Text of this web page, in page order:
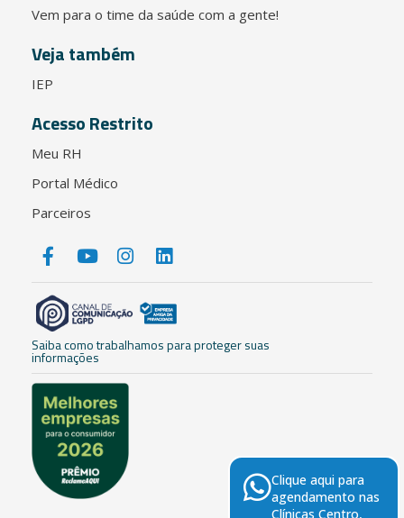
Vem para o time da saúde com a gente!
Veja também
IEP
Acesso Restrito
Meu RH
Portal Médico
Parceiros
Saiba como trabalhamos para proteger suas
informações
Clique aqui para
agendamento nas
Clínicas Centro,